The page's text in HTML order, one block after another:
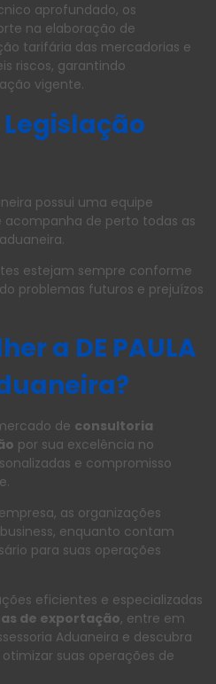
aprofundado, os
na elaboração de
tarifária das mercadorias e
riscos, garantindo
vigente.
possui uma equipe
acompanha de perto todas as
estejam sempre conforme
problemas futuros e prejuízos
a DE PAULA
de consultoria
por sua excelência no
e compromisso
as organizações
enquanto contam
para suas operações
eficientes e especializadas
de exportação, entre em
Aduaneira e descubra
suas operações de